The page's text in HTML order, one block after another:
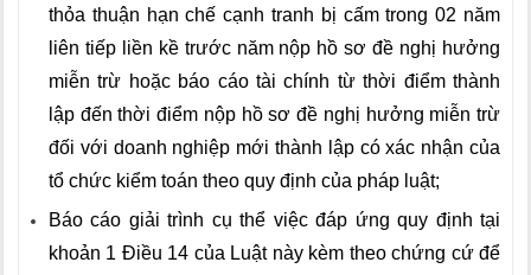
thỏa thuận hạn chế cạnh tranh bị cấm trong 02 năm
liên tiếp liền kề trước năm nộp hồ sơ đề nghị hưởng
miễn trừ hoặc báo cáo tài chính từ thời điểm thành
lập đến thời điểm nộp hồ sơ đề nghị hưởng miễn trừ
đối với doanh nghiệp mới thành lập có xác nhận của
tổ chức kiểm toán theo quy định của pháp luật;
Báo cáo giải trình cụ thể việc đáp ứng quy định tại
khoản 1 Điều 14 của Luật này kèm theo chứng cứ để